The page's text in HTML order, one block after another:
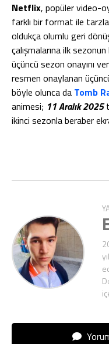
Netflix, popüler video-
farklı bir format ile tarzla
oldukça olumlu geri
çalışmalarına ilk
üçüncü sezon onayını
resmen onaylanan
böyle olunca da Tomb
animesi; 11 Aralık 2025
ikinci sezonla beraber